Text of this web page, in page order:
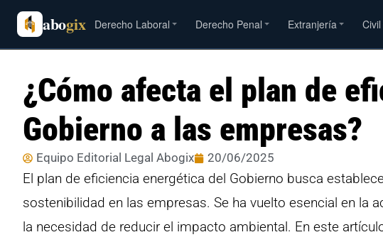
abogix Derecho Laboral Derecho Penal Extranjería
¿Cómo afecta el plan de
Gobierno a las empresas?
Equipo Editorial Legal Abogix 20/06/2025
El plan de eficiencia energética del Gobierno busca
sostenibilidad en las empresas. Se ha vuelto esencial en la
la necesidad de reducir el impacto ambiental. En este